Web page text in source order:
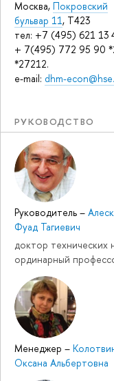
Москва, Покровский
бульвар 11, T423
тел: +7 (495) 621 13
+ 7(495) 772 95 90
*27212.
e-mail: dhm-
РУКОВОДСТВО
Руководитель –
Фуад Тагиевич
доктор технических
ординарный
Менеджер –
Оксана Альбертовна